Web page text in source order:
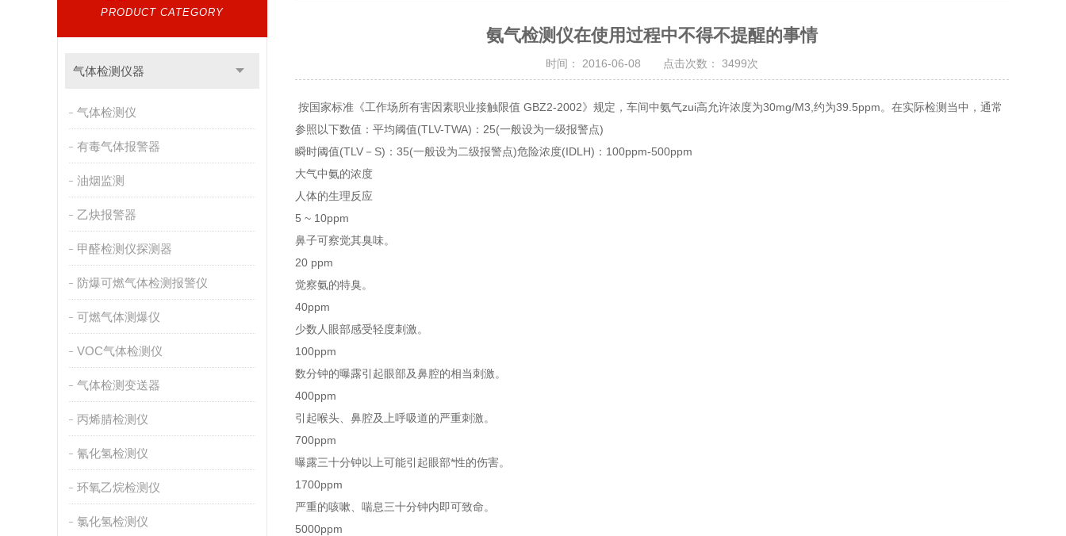
PRODUCT CATEGORY
气体检测仪器
气体检测仪
有毒气体报警器
油烟监测
乙炔报警器
甲醛检测仪探测器
防爆可燃气体检测报警仪
可燃气体测爆仪
VOC气体检测仪
气体检测变送器
丙烯腈检测仪
氰化氢检测仪
环氧乙烷检测仪
氯化氢检测仪
氨气检测仪在使用过程中不得不提醒的事情
时间： 2016-06-08 点击次数： 3499次
按国家标准《工作场所有害因素职业接触限值 GBZ2-2002》规定，车间中氨气zui高允许浓度为30mg/M3,约为39.5ppm。在实际检测当中，通常
参照以下数值：平均阈值(TLV-TWA)：25(一般设为一级报警点)
瞬时阈值(TLV－S)：35(一般设为二级报警点)危险浓度(IDLH)：100ppm-500ppm
大气中氨的浓度
人体的生理反应
5 ~ 10ppm
鼻子可察觉其臭味。
20 ppm
觉察氨的特臭。
40ppm
少数人眼部感受轻度刺激。
100ppm
数分钟的曝露引起眼部及鼻腔的相当刺激。
400ppm
引起喉头、鼻腔及上呼吸道的严重刺激。
700ppm
曝露三十分钟以上可能引起眼部*性的伤害。
1700ppm
严重的咳嗽、喘息三十分钟内即可致命。
5000ppm